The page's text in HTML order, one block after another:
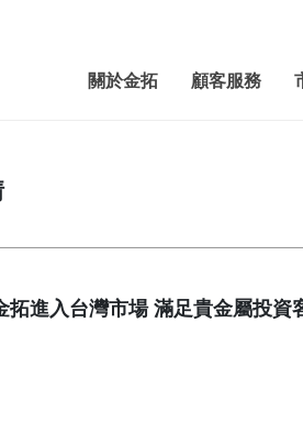
關於金拓 顧客服務
拓進入台灣市場 滿足貴金屬投資